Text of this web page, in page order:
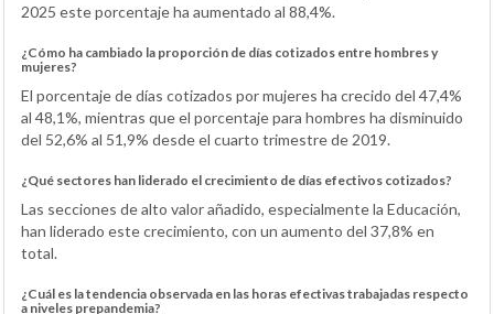
2025 este porcentaje ha aumentado al 88,4%.
¿Cómo ha cambiado la proporción de días cotizados entre hombres y
mujeres?
El porcentaje de días cotizados por mujeres ha crecido del 47,4%
al 48,1%, mientras que el porcentaje para hombres ha disminuido
del 52,6% al 51,9% desde el cuarto trimestre de 2019.
¿Qué sectores han liderado el crecimiento de días efectivos cotizados?
Las secciones de alto valor añadido, especialmente la Educación,
han liderado este crecimiento, con un aumento del 37,8% en
total.
¿Cuál es la tendencia observada en las horas efectivas trabajadas respecto
a niveles prepandemia?